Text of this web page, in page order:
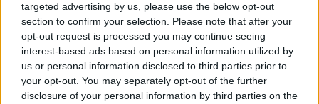
targeted advertising by us, please use the below opt-out
section to confirm your selection. Please note that after your
opt-out request is processed you may continue seeing
interest-based ads based on personal information utilized by
us or personal information disclosed to third parties prior to
your opt-out. You may separately opt-out of the further
disclosure of your personal information by third parties on the
17 juillet 2024